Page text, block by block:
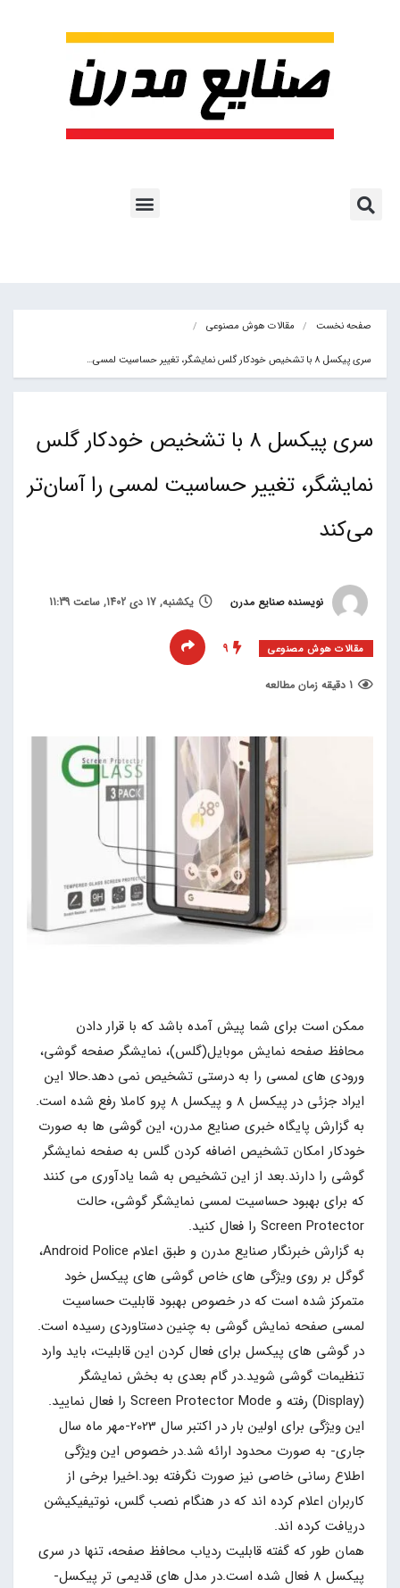
صفحه نخست مقالات هوش مصنوعی
سری پیکسل 8 با تشخیص خودکار گلس نمایشگر، تغییر حساسیت لمسی…
سری پیکسل 8 با تشخیص خودکار گلس
نمایشگر، تغییر حساسیت لمسی را آسان‌تر
می‌کند
نویسنده صنایع مدرن یکشنبه, 17 دی 1402, ساعت 11:39
مقالات هوش مصنوعی 9
1 دقیقه زمان مطالعه
ممکن است برای شما پیش آمده باشد که با قرار دادن
محافظ صفحه نمایش موبایل(گلس)، نمایشگر صفحه گوشی،
ورودی های لمسی را به درستی تشخیص نمی دهد.حالا این
ایراد جزئی در پیکسل 8 و پیکسل 8 پرو کاملا رفع شده است.
به گزارش پایگاه خبری صنایع مدرن، این گوشی ها به صورت
خودکار امکان تشخیص اضافه کردن گلس به صفحه نمایشگر
گوشی را دارند.بعد از این تشخیص به شما یادآوری می کنند
که برای بهبود حساسیت لمسی نمایشگر گوشی، حالت
Screen Protector را فعال کنید.
به گزارش خبرنگار صنایع مدرن و طبق اعلام Android Police،
گوگل بر روی ویژگی های خاص گوشی های پیکسل خود
متمرکز شده است که در خصوص بهبود قابلیت حساسیت
لمسی صفحه نمایش گوشی به چنین دستاوردی رسیده است.
در گوشی های پیکسل برای فعال کردن این قابلیت، باید وارد
تنظیمات گوشی شوید.در گام بعدی به بخش نمایشگر
(Display) رفته و Screen Protector Mode را فعال نمایید.
این ویژگی برای اولین بار در اکتبر سال 2023-مهر ماه سال
جاری- به صورت محدود ارائه شد.در خصوص این ویژگی
اطلاع رسانی خاصی نیز صورت نگرفته بود.اخیرا برخی از
کاربران اعلام کرده اند که در هنگام نصب گلس، نوتیفیکیشن
دریافت کرده اند.
همان طور که گفته قابلیت ردیاب محافظ صفحه، تنها در سری
پیکسل 8 فعال شده است.در مدل های قدیمی تر پیکسل-